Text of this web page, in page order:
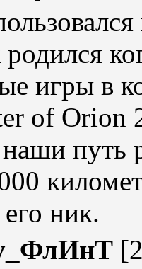
игры в
of Orion
путь
ник.